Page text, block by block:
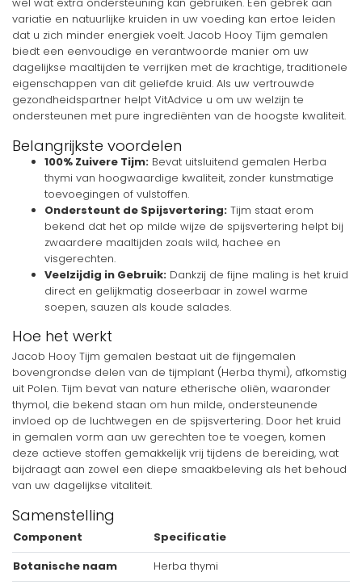
variatie en natuurlijke kruiden in uw voeding kan ertoe leiden
dat u zich minder energiek voelt. Jacob Hooy Tijm gemalen
biedt een eenvoudige en verantwoorde manier om uw
dagelijkse maaltijden te verrijken met de krachtige, traditionele
eigenschappen van dit geliefde kruid. Als uw vertrouwde
gezondheidspartner helpt VitAdvice u om uw welzijn te
ondersteunen met pure ingrediënten van de hoogste kwaliteit.
Belangrijkste voordelen
100% Zuivere Tijm: Bevat uitsluitend gemalen Herba
thymi van hoogwaardige kwaliteit, zonder kunstmatige
toevoegingen of vulstoffen.
Ondersteunt de Spijsvertering: Tijm staat erom
bekend dat het op milde wijze de spijsvertering helpt bij
zwaardere maaltijden zoals wild, hachee en
visgerechten.
Veelzijdig in Gebruik: Dankzij de fijne maling is het kruid
direct en gelijkmatig doseerbaar in zowel warme
soepen, sauzen als koude salades.
Hoe het werkt
Jacob Hooy Tijm gemalen bestaat uit de fijngemalen
bovengrondse delen van de tijmplant (Herba thymi), afkomstig
uit Polen. Tijm bevat van nature etherische oliën, waaronder
thymol, die bekend staan om hun milde, ondersteunende
invloed op de luchtwegen en de spijsvertering. Door het kruid
in gemalen vorm aan uw gerechten toe te voegen, komen
deze actieve stoffen gemakkelijk vrij tijdens de bereiding, wat
bijdraagt aan zowel een diepe smaakbeleving als het behoud
van uw dagelijkse vitaliteit.
Samenstelling
Component
Specificatie
Botanische naam
Herba thymi